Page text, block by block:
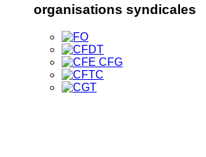
organisations syndicales